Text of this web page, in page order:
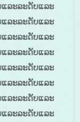
ລະລະດັບແລະ
ລະລະດັບແລະ
ລະລະດັບແລະ
ລະລະດັບແລະ
ລະລະດັບແລະ
ລະລະດັບແລະ
ລະລະດັບແລະ
ລະລະດັບແລະ